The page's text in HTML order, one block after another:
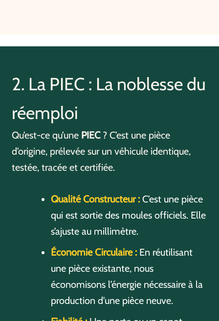
2. La PIEC : La noblesse du
réemploi
Qu’est-ce qu’une PIEC? C’est une pièce
d’origine, prélevée sur un véhicule identique,
testée, tracée et certifiée.
Qualité Constructeur : C’est une pièce
qui est sortie des moules officiels. Elle
s’ajuste au millimètre.
Économie Circulaire : En réutilisant
une pièce existante, nous
économisons l’énergie nécessaire à la
production d’une pièce neuve.